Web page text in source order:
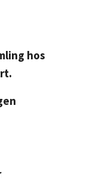
hos